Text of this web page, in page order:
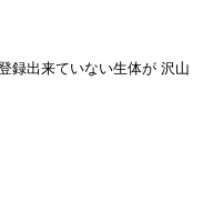
録出来ていない生体が 沢山